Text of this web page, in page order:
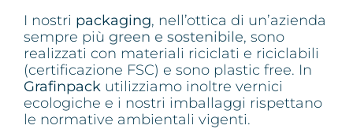
I nostri packaging, nell’ottica di un’azienda
sempre più green e sostenibile, sono
realizzati con materiali riciclati e riciclabili
(certificazione FSC) e sono plastic free. In
Grafinpackutilizziamo inoltre vernici
ecologiche e i nostri imballaggi rispettano
le normative ambientali vigenti.